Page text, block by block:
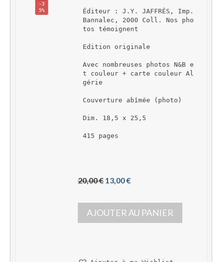
-3
5%
Éditeur : J.Y. JAFFRÈS, Imp.
Bannalec, 2000 Coll. Nos pho
tos témoignent
Edition originale
Avec nombreuses photos N&B e
t couleur + carte couleur Al
gérie
Couverture abîmée (photo)
Dim. 18,5 x 25,5
415 pages
20,00 € L
p
r
i
13,00 €L
p
r
i
AJOUTER AU PANIER